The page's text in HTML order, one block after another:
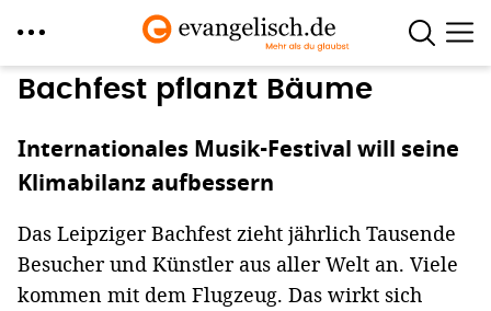
Direkt
Inhalt
Bachfest pflanzt Bäume
Internationales Musik-Festival will seine
Klimabilanz aufbessern
Das Leipziger Bachfest zieht jährlich Tausende
Besucher und Künstler aus aller Welt an. Viele
kommen mit dem Flugzeug. Das wirkt sich